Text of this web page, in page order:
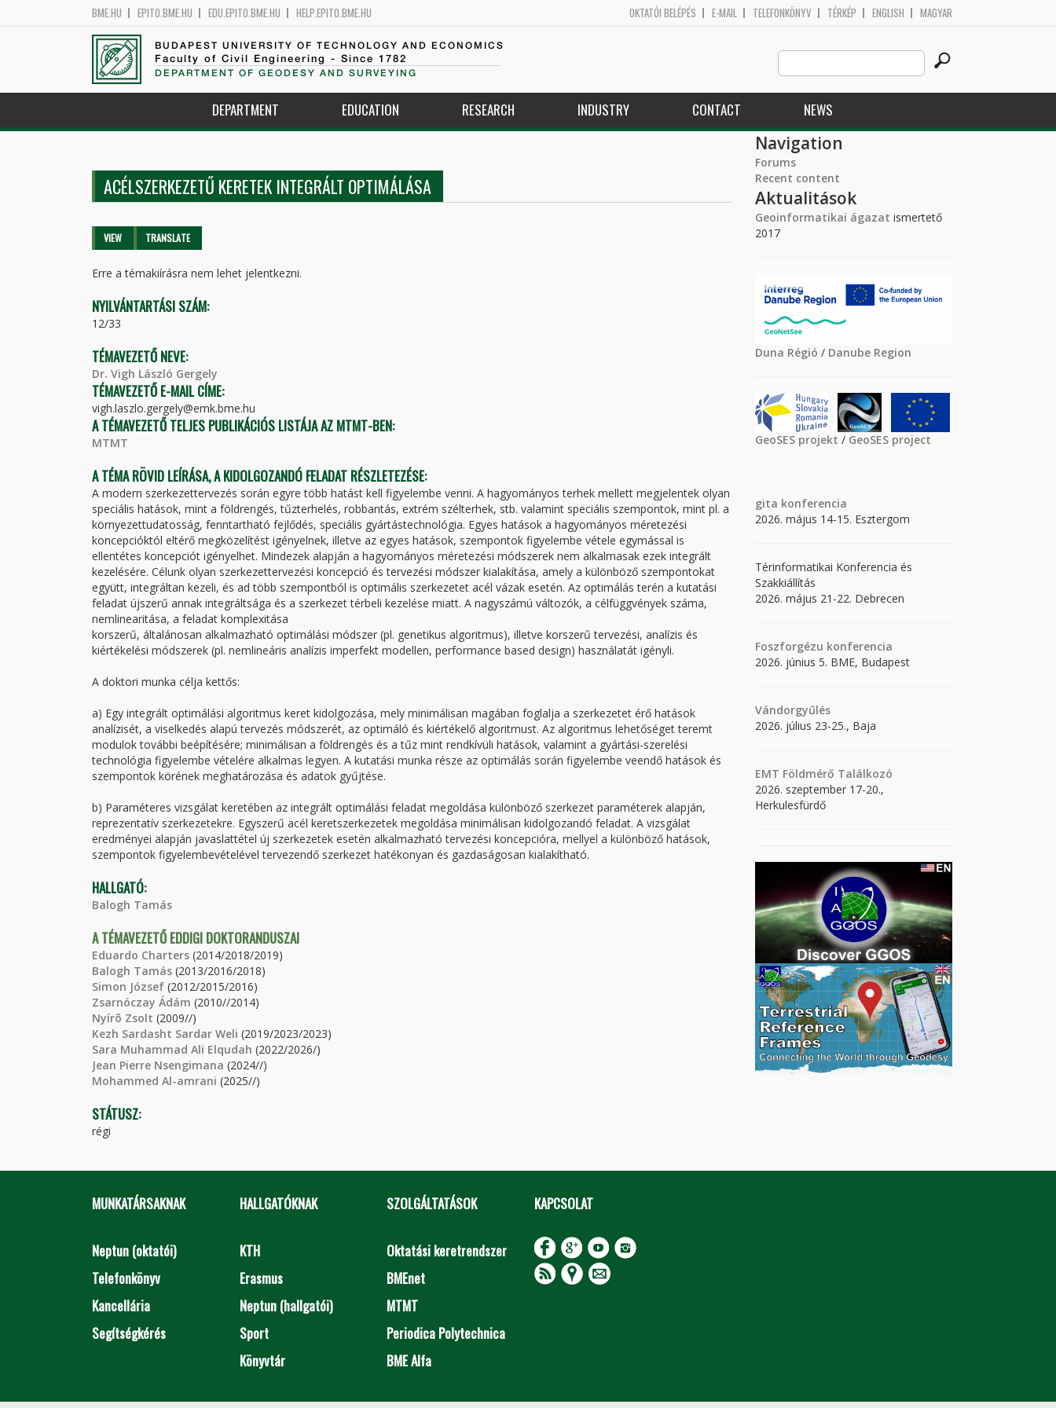
BME.HU EPITO.BME.HU EDU.EPITO.BME.HU HELP.EPITO.BME.HU OKTATÓI BELÉPÉS E-MAIL TELEFONKÖNYV TÉRKÉP ENGLISH MAGYAR
BUDAPEST UNIVERSITY OF TECHNOLOGY AND ECONOMICS
Faculty of Civil Engineering - Since 1782
DEPARTMENT OF GEODESY AND SURVEYING
Search
this
site
DEPARTMENT EDUCATION RESEARCH INDUSTRY CONTACT NEWS
ACÉLSZERKEZETŰ KERETEK INTEGRÁLT OPTIMÁLÁSA
Primary tabs
VIEW (ACTIVETRANSLATE
Erre a témakiírásra nem lehet jelentkezni.
NYILVÁNTARTÁSI SZÁM:
12/33
TÉMAVEZETŐ NEVE:
Dr. Vigh László Gergely
TÉMAVEZETŐ E-MAIL CÍME:
vigh.laszlo.gergely@emk.bme.hu
A TÉMAVEZETŐ TELJES PUBLIKÁCIÓS LISTÁJA AZ MTMT-BEN:
MTMT
A TÉMA RÖVID LEÍRÁSA, A KIDOLGOZANDÓ FELADAT RÉSZLETEZÉSE:
A modern szerkezettervezés során egyre több hatást kell figyelembe venni. A hagyományos terhek mellett megjelentek olyan
speciális hatások, mint a földrengés, tűzterhelés, robbantás, extrém szélterhek, stb. valamint speciális szempontok, mint pl. a
környezettudatosság, fenntartható fejlődés, speciális gyártástechnológia. Egyes hatások a hagyományos méretezési
koncepcióktól eltérő megközelítést igényelnek, illetve az egyes hatások, szempontok figyelembe vétele egymással is
ellentétes koncepciót igényelhet. Mindezek alapján a hagyományos méretezési módszerek nem alkalmasak ezek integrált
kezelésére. Célunk olyan szerkezettervezési koncepció és tervezési módszer kialakítása, amely a különböző szempontokat
együtt, integráltan kezeli, és ad több szempontból is optimális szerkezetet acél vázak esetén. Az optimálás terén a kutatási
feladat újszerű annak integráltsága és a szerkezet térbeli kezelése miatt. A nagyszámú változók, a célfüggvények száma,
nemlinearitása, a feladat komplexitása
korszerű, általánosan alkalmazható optimálási módszer (pl. genetikus algoritmus), illetve korszerű tervezési, analízis és
kiértékelési módszerek (pl. nemlineáris analízis imperfekt modellen, performance based design) használatát igényli.
A doktori munka célja kettős:
a) Egy integrált optimálási algoritmus keret kidolgozása, mely minimálisan magában foglalja a szerkezetet érő hatások
analízisét, a viselkedés alapú tervezés módszerét, az optimáló és kiértékelő algoritmust. Az algoritmus lehetőséget teremt
modulok további beépítésére; minimálisan a földrengés és a tűz mint rendkívüli hatások, valamint a gyártási-szerelési
technológia figyelembe vételére alkalmas legyen. A kutatási munka része az optimálás során figyelembe veendő hatások és
szempontok körének meghatározása és adatok gyűjtése.
b) Paraméteres vizsgálat keretében az integrált optimálási feladat megoldása különböző szerkezet paraméterek alapján,
reprezentatív szerkezetekre. Egyszerű acél keretszerkezetek megoldása minimálisan kidolgozandó feladat. A vizsgálat
eredményei alapján javaslattétel új szerkezetek esetén alkalmazható tervezési koncepcióra, mellyel a különböző hatások,
szempontok figyelembevételével tervezendő szerkezet hatékonyan és gazdaságosan kialakítható.
HALLGATÓ:
Balogh Tamás
A TÉMAVEZETŐ EDDIGI DOKTORANDUSZAI
Eduardo Charters (2014/2018/2019)
Balogh Tamás (2013/2016/2018)
Simon József (2012/2015/2016)
Zsarnóczay Ádám (2010//2014)
Nyírõ Zsolt (2009//)
Kezh Sardasht Sardar Weli (2019/2023/2023)
Sara Muhammad Ali Elqudah (2022/2026/)
Jean Pierre Nsengimana (2024//)
Mohammed Al-amrani (2025//)
STÁTUSZ:
régi
Navigation
Forums
Recent content
Aktualitások
Geoinformatikai ágazat ismertető
2017
Duna Régió / Danube Region
GeoSES projekt / GeoSES project
gita konferencia
2026. május 14-15. Esztergom
Térinformatikai Konferencia és
Szakkiállítás
2026. május 21-22. Debrecen
Foszforgézu konferencia
2026. június 5. BME, Budapest
Vándorgyűlés
2026. július 23-25., Baja
EMT Földmérő Találkozó
2026. szeptember 17-20.,
Herkulesfürdő
MUNKATÁRSAKNAK
Neptun (oktatói)
Telefonkönyv
Kancellária
Segítségkérés
HALLGATÓKNAK
KTH
Erasmus
Neptun (hallgatói)
Sport
Könyvtár
SZOLGÁLTATÁSOK
Oktatási keretrendszer
BMEnet
MTMT
Periodica Polytechnica
BME Alfa
KAPCSOLAT